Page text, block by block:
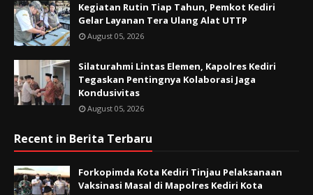
Kegiatan Rutin Tiap Tahun, Pemkot Kediri
Gelar Layanan Tera Ulang Alat UTTP
August 05, 2026
Silaturahmi Lintas Elemen, Kapolres Kediri
Tegaskan Pentingnya Kolaborasi Jaga
Kondusivitas
August 05, 2026
Recent in Berita Terbaru
Forkopimda Kota Kediri Tinjau Pelaksanaan
Vaksinasi Masal di Mapolres Kediri Kota